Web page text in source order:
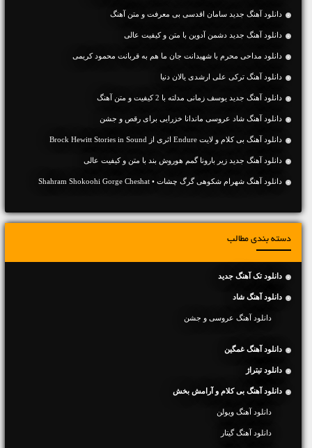
دانلود آهنگ جديد سامان اقدسی بی معرفت و متن آهنگ
دانلود آهنگ جديد دشمن آدوین با متن و کیفیت عالی
دانلود مداحی محرم با شهیدانت جان ما هم به قربانت محمود کریمی
دانلود آهنگ ترکی علی ارشدی یالان دنیا
دانلود آهنگ جديد یوسف زمانی مدلته با 2 کیفیت و متن آهنگ
دانلود آهنگ شاد عروسی ماندانا خزرایی برای رقص و جشن
دانلود آهنگ بی کلام و لایت Endure اثری از Brock Hewitt Stories in Sound
دانلود آهنگ جديد زیر بارونا گمم هوروش بند با متن و کیفیت عالی
دانلود آهنگ شهرام شکوهی گرگ چشات • Shahram Shokoohi Gorge Cheshat
دسته بندی مطالب
دانلود تک آهنگ جدید
دانلود آهنگ شاد
دانلود آهنگ عروسی و جشن
دانلود آهنگ غمگین
دانلود تیتراژ
دانلود آهنگ بی کلام و آرامش بخش
دانلود آهنگ ویولن
دانلود آهنگ گیتار